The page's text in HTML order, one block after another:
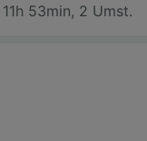
11h 53min, 2 Umst.